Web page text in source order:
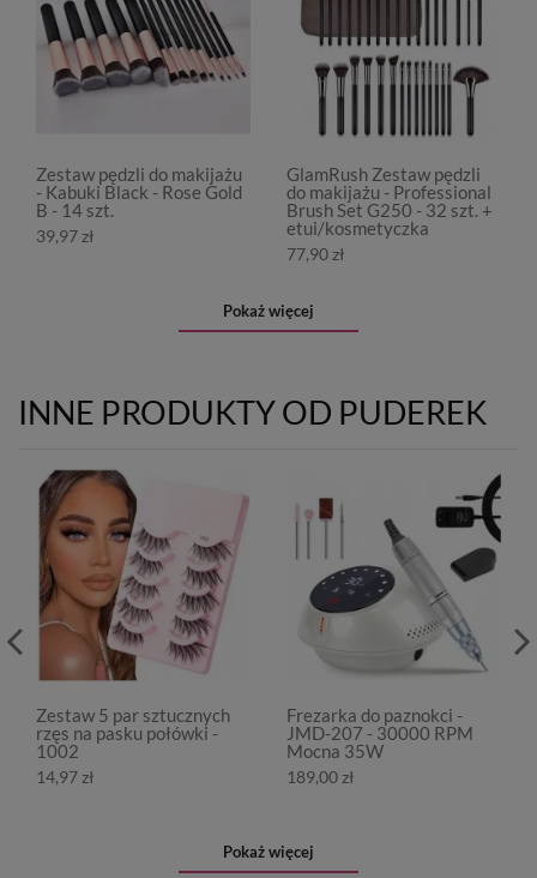
Zestaw pędzli do makijażu
- Kabuki Black - Rose Gold
B - 14 szt.
39,97 zł
GlamRush Zestaw pędzli
do makijażu - Professional
Brush Set G250 - 32 szt. +
etui/kosmetyczka
77,90 zł
Pokaż więcej
INNE PRODUKTY OD PUDEREK
Zestaw 5 par sztucznych
rzęs na pasku połówki -
1002
14,97 zł
Frezarka do paznokci -
JMD-207 - 30000 RPM
Mocna 35W
189,00 zł
Pokaż więcej